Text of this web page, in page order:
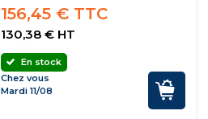
156,45 € TTC
130,38 € HT
En stock
Chez vous
Mardi 11/08